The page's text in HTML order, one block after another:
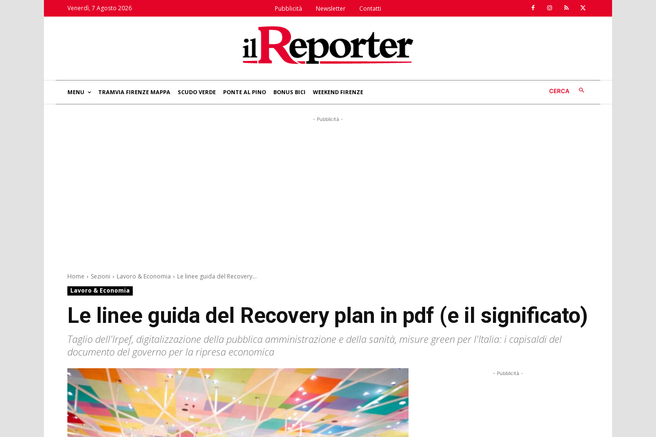
Venerdì, 7 Agosto 2026 Pubblicità Newsletter Contatti
MENU TRAMVIA FIRENZE MAPPA SCUDO VERDE PONTE AL PINO BONUS BICI WEEKEND FIRENZE CERCA
- Pubblicità -
Home Sezioni Lavoro & Economia
Le linee guida del Recovery...
Lavoro & Economia
Le linee guida del Recovery plan in pdf (e il significato)
Taglio dell'Irpef, digitalizzazione della pubblica amministrazione e della sanità, misure green per l'Italia: i capisaldi del
documento del governo per la ripresa economica
- Pubblicità -